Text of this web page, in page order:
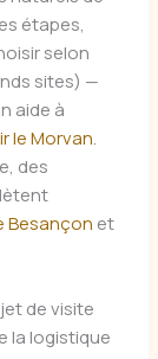
étapes,
selon
sites) —
aide à
le Morvan.
des
Besançon et
de visite
la logistique